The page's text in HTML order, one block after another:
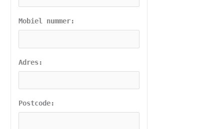
Mobiel nummer:
Adres:
Postcode: